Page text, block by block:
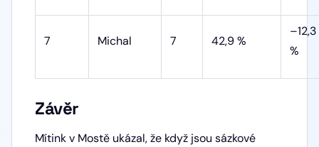
7 Michal 7 42,9 %
–12,3
%
Závěr
Mítink v Mostě ukázal, že když jsou sázkové